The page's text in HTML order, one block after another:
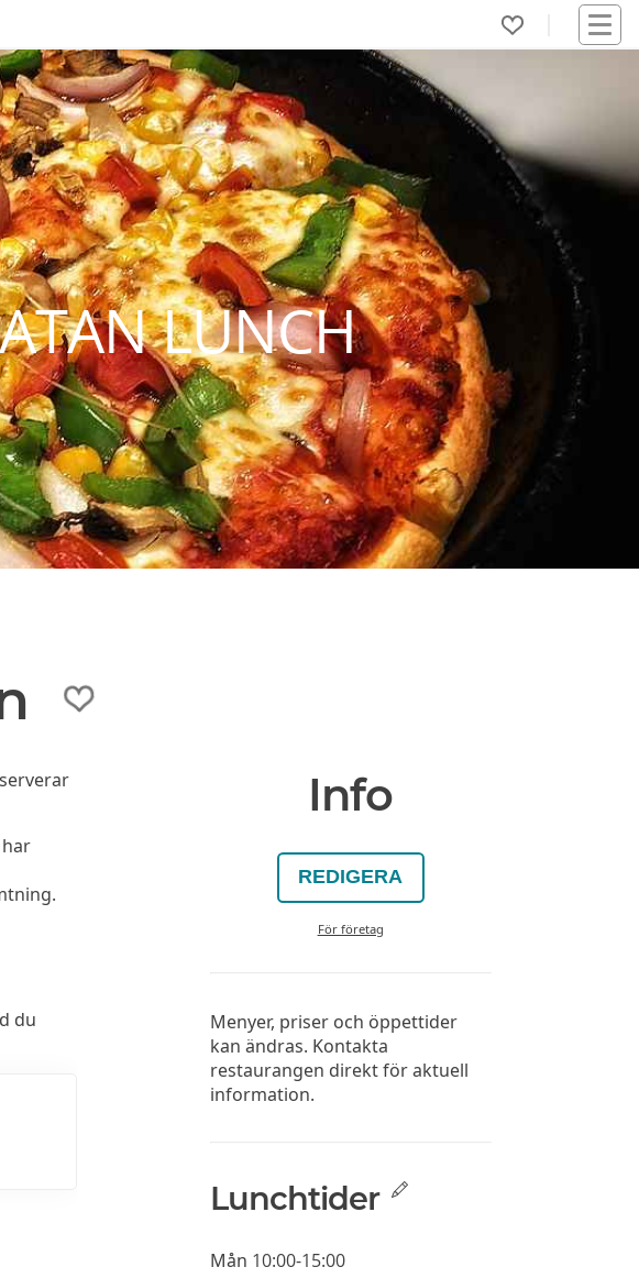
LUNCH
du
Info
REDIGERA
För företag
Menyer, priser och öppettider
kan ändras. Kontakta
restaurangen direkt för aktuell
information.
Lunchtider
Mån 10:00-15:00